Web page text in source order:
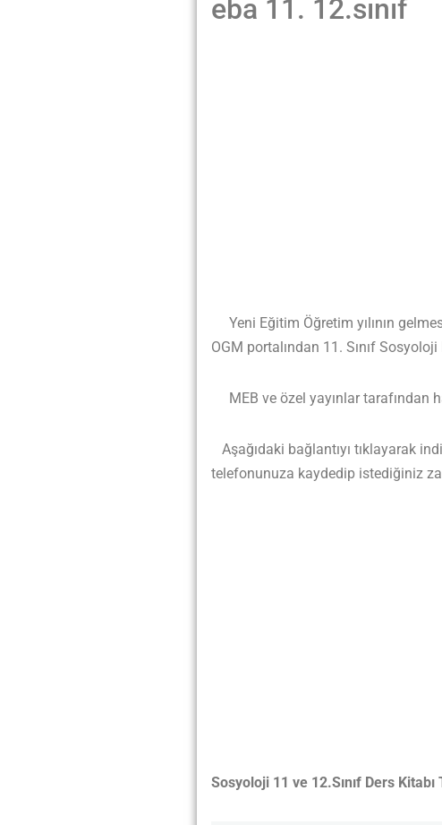
eba 11. 12.sınıf
Yeni Eğitim Öğretim yılının
OGM portalından 11. Sınıf
MEB ve özel yayınlar tarafından
Aşağıdaki bağlantıyı tıklayarak
telefonunuza kaydedip istediğiniz
Sosyoloji 11 ve 12.Sınıf Ders